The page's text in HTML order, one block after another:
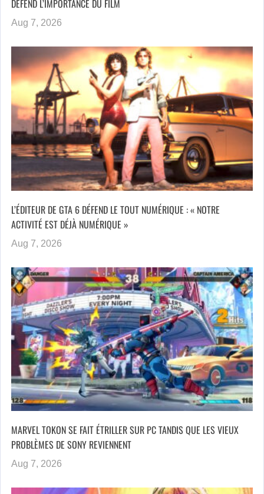
DÉFEND L’IMPORTANCE DU FILM
Aug 7, 2026
L’ÉDITEUR DE GTA 6 DÉFEND LE TOUT NUMÉRIQUE : « NOTRE
ACTIVITÉ EST DÉJÀ NUMÉRIQUE »
Aug 7, 2026
MARVEL TOKON SE FAIT ÉTRILLER SUR PC TANDIS QUE LES VIEUX
PROBLÈMES DE SONY REVIENNENT
Aug 7, 2026